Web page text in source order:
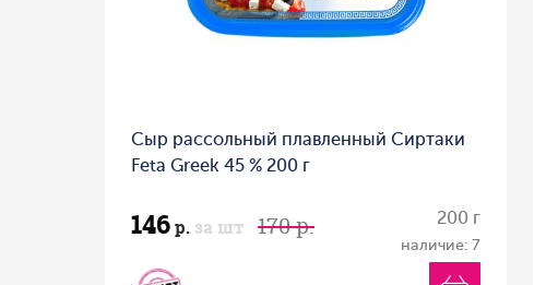
Сыр рассольный плавленный Сиртаки
Feta Greek 45 % 200 г
146р. за шт 170 р. 200 г
наличие: 7